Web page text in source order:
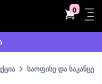
0
საოფისე და